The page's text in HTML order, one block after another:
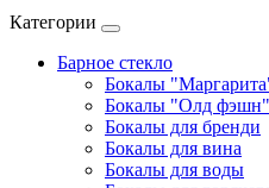
Категории
Барное стекло
Бокалы
Бокалы "Олд фэшн"
Бокалы для бренди
Бокалы для вина
Бокалы для воды